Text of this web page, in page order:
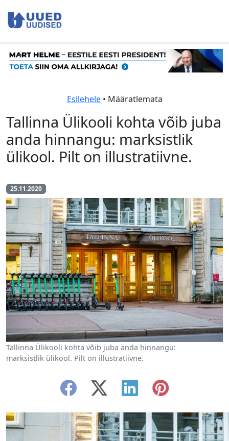
Esilehele• Määratlemata
Tallinna Ülikooli kohta võib juba
anda hinnangu: marksistlik
ülikool. Pilt on illustratiivne.
25.11.2020
Tallinna Ülikooli kohta võib juba anda hinnangu:
marksistlik ülikool. Pilt on illustratiivne.